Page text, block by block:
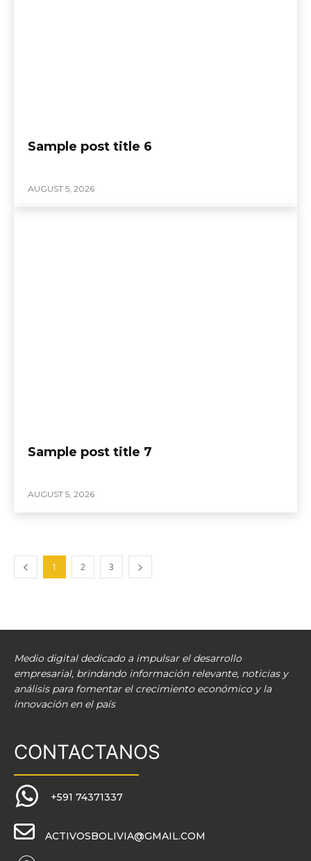
Sample post title 6
AUGUST 5, 2026
Sample post title 7
AUGUST 5, 2026
1 2 3
Medio digital dedicado a impulsar el desarrollo
empresarial, brindando información relevante, noticias y
análisis para fomentar el crecimiento económico y la
innovación en el país
CONTACTANOS
+591 74371337
ACTIVOSBOLIVIA@GMAIL.COM